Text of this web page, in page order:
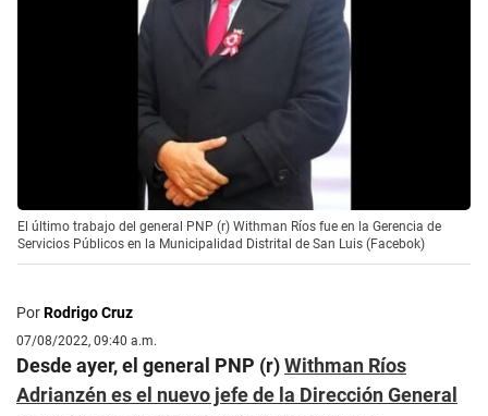
El último trabajo del general PNP (r) Withman Ríos fue en la Gerencia de
Servicios Públicos en la Municipalidad Distrital de San Luis (Facebok)
PorRodrigo Cruz
07/08/2022, 09:40 a.m.
Desde ayer, el general PNP (r)Withman Ríos
Adrianzén es el nuevo jefe de la Dirección General